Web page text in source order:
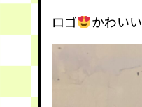
ロゴ
かわいい